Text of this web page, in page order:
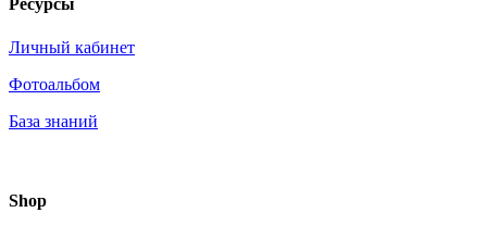
Ресурсы
Личный кабинет
Фотоальбом
База знаний
Shop